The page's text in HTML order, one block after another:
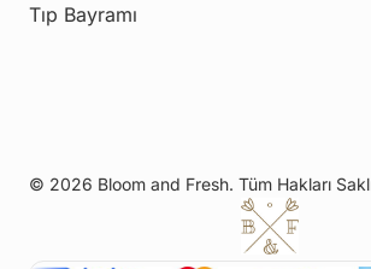
Tıp Bayramı
© 2026 Bloom and Fresh. Tüm Hakları